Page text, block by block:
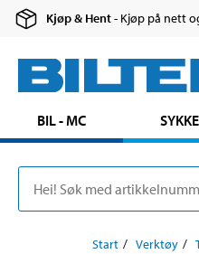
Kjøp & Hent- Kjøp på nett
BIL - MC
Start Verktøy